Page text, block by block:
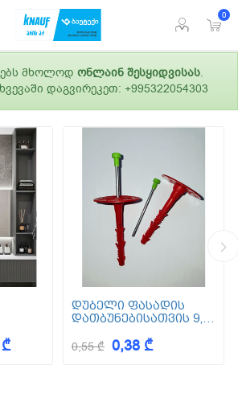
0
მხოლოდ ონლაინ შესყიდვისას.
დაგვირეკეთ: +995322054303
დუბელი ფასადის
დათბუნებისათვის 9,5
0,55 ₾ 0,38 ₾